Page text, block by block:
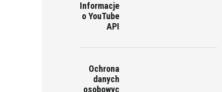
Informacje
o YouTube
API
Ochrona
danych
osobowyc